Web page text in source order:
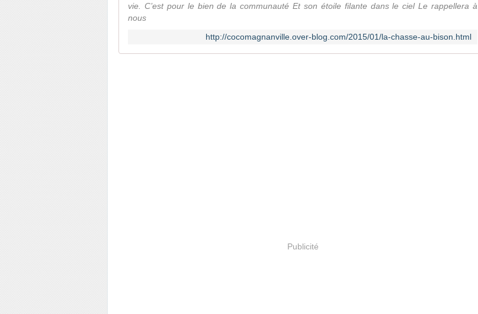
vie. C’est pour le bien de la communauté Et son étoile filante dans le ciel Le rappellera à
nous
http://cocomagnanville.over-blog.com/2015/01/la-chasse-au-bison.html
Publicité